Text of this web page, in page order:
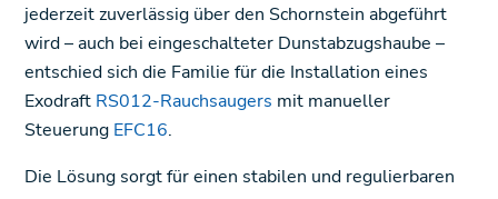
jederzeit zuverlässig über den Schornstein abgeführt
wird – auch bei eingeschalteter Dunstabzugshaube –
entschied sich die Familie für die Installation eines
Exodraft RS012-Rauchsaugers mit manueller
Steuerung EFC16.
Die Lösung sorgt für einen stabilen und regulierbaren